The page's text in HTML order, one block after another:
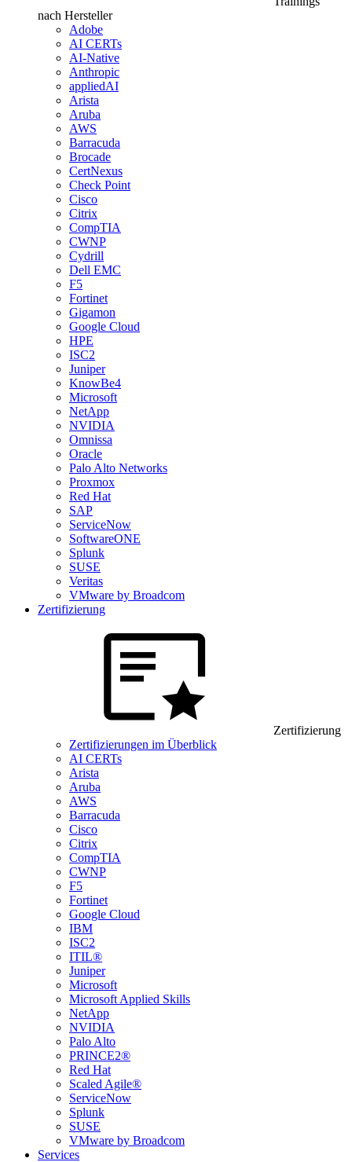
nach Hersteller
Adobe
AI CERTs
AI-Native
Anthropic
appliedAI
Arista
Aruba
AWS
Barracuda
Brocade
CertNexus
Check Point
Cisco
Citrix
CompTIA
CWNP
Cydrill
Dell EMC
F5
Fortinet
Gigamon
Google Cloud
HPE
ISC2
Juniper
KnowBe4
Microsoft
NetApp
NVIDIA
Omnissa
Oracle
Palo Alto Networks
Proxmox
Red Hat
SAP
ServiceNow
SoftwareONE
Splunk
SUSE
Veritas
VMware by Broadcom
Zertifizierung
Zertifizierung
Zertifizierungen im Überblick
AI CERTs
Arista
Aruba
AWS
Barracuda
Cisco
Citrix
CompTIA
CWNP
F5
Fortinet
Google Cloud
IBM
ISC2
ITIL®
Juniper
Microsoft
Microsoft Applied Skills
NetApp
NVIDIA
Palo Alto
PRINCE2®
Red Hat
Scaled Agile®
ServiceNow
Splunk
SUSE
VMware by Broadcom
Services